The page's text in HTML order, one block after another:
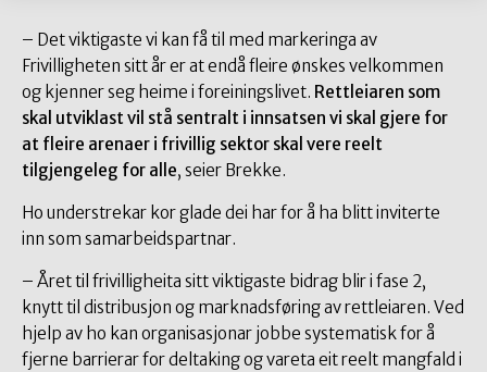
– Det viktigaste vi kan få til med markeringa av
Frivilligheten sitt år er at endå fleire ønskes velkommen
og kjenner seg heime i foreiningslivet. Rettleiaren som
skal utviklast vil stå sentralt i innsatsen vi skal gjere for
at fleire arenaer i frivillig sektor skal vere reelt
tilgjengeleg for alle, seier Brekke.
Ho understrekar kor glade dei har for å ha blitt inviterte
inn som samarbeidspartnar.
– Året til frivilligheita sitt viktigaste bidrag blir i fase 2,
knytt til distribusjon og marknadsføring av rettleiaren. Ved
hjelp av ho kan organisasjonar jobbe systematisk for å
fjerne barrierar for deltaking og vareta eit reelt mangfald i